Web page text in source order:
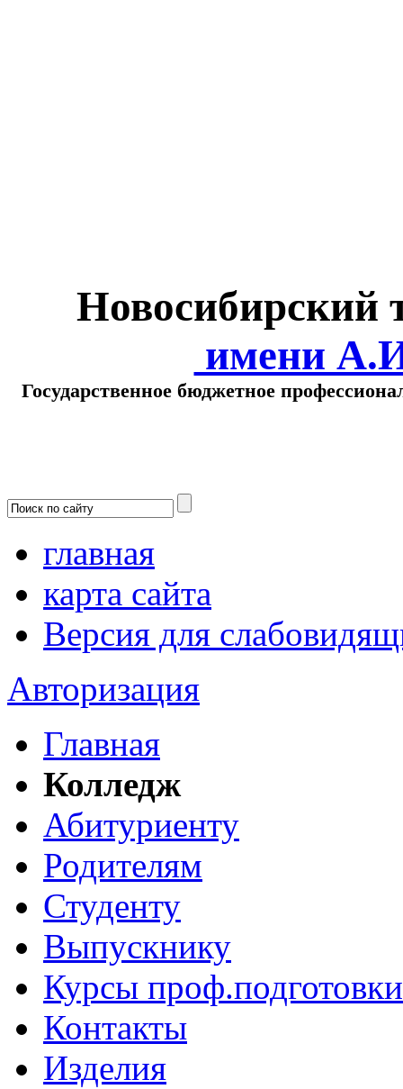
Новосибирский
имени
Государственное бюджетное
главная
карта сайта
Версия для
Авторизация
Главная
Колледж
Абитуриенту
Родителям
Студенту
Выпускнику
Курсы проф.подготовки
Контакты
Изделия